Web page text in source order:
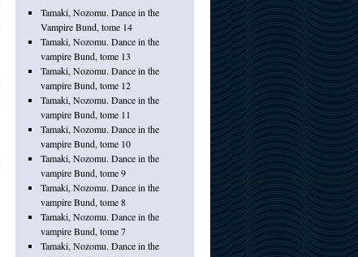
Tamaki, Nozomu. Dance in the
Vampire Bund, tome 14
Tamaki, Nozomu. Dance in the
vampire Bund, tome 13
Tamaki, Nozomu. Dance in the
vampire Bund, tome 12
Tamaki, Nozomu. Dance in the
vampire Bund, tome 11
Tamaki, Nozomu. Dance in the
vampire Bund, tome 10
Tamaki, Nozomu. Dance in the
vampire Bund, tome 9
Tamaki, Nozomu. Dance in the
vampire Bund, tome 8
Tamaki, Nozomu. Dance in the
vampire Bund, tome 7
Tamaki, Nozomu. Dance in the